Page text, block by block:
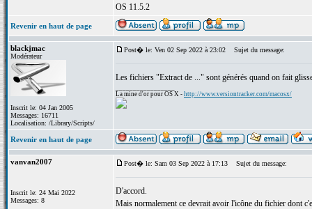
OS 11.5.2
Revenir en haut de page
blackjmac
Modérateur
Inscrit le: 04 Jan 2005
Messages: 16711
Localisation: /Library/Scripts/
Post� le: Ven 02 Sep 2022 à 23:02 Sujet du message:
Les fichiers "Extract de ..." sont générés quand on fait
La mine d'or pour OS X - http://www.versiontracker.com/macosx/
Revenir en haut de page
vanvan2007
Inscrit le: 24 Mai 2022
Messages: 8
Post� le: Sam 03 Sep 2022 à 17:13 Sujet du message:
D'accord.
Mais normalement ce devrait avoir l'icône du fichier dont